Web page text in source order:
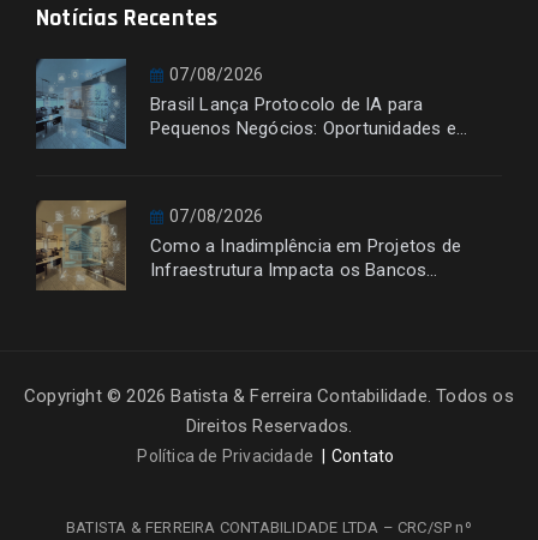
Notícias Recentes
07/08/2026
Brasil Lança Protocolo de IA para
Pequenos Negócios: Oportunidades e
07/08/2026
Como a Inadimplência em Projetos de
Infraestrutura Impacta os Bancos
Copyright © 2026 Batista & Ferreira Contabilidade. Todos os
Direitos Reservados.
Política de Privacidade Contato
BATISTA & FERREIRA CONTABILIDADE LTDA – CRC/SP nº